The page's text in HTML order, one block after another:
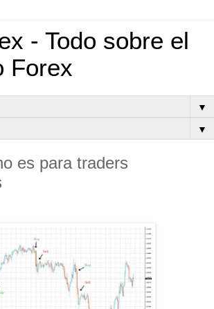
- Todo sobre el
Forex
▼
▼
es para traders